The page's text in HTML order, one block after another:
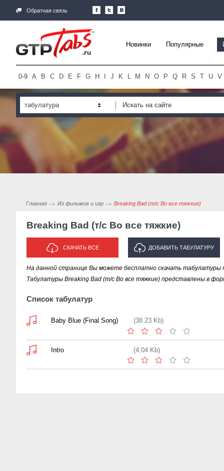
Обратная связь
Новинки Популярные
0-9 A B C D E F G H J K L M N O P Q R S T U V
табулатура
Главная Из фильмов и игр Breaking Bad (т/с Во все тяжкие)
Breaking Bad (т/с Во все тяжкие)
СКАЧАТЬ ВСЕ ДОБАВИТЬ ТАБУЛАТУРУ
ИСПОЛНИТЕЛЯ "BREAKING BAD
На данной странице Вы можете бесплатно скачать табулатуры
Табулатуры Breaking Bad (т/с Во все тяжкие) представлены в
Список табулатур
Baby Blue (Final Song) (38.23 Kb)
Intro (4.04 Kb)